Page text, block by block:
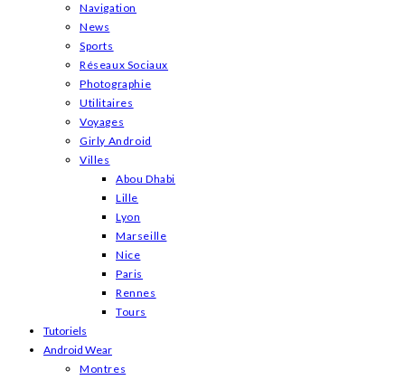
Navigation
News
Sports
Réseaux Sociaux
Photographie
Utilitaires
Voyages
Girly Android
Villes
Abou Dhabi
Lille
Lyon
Marseille
Nice
Paris
Rennes
Tours
Tutoriels
Android Wear
Montres